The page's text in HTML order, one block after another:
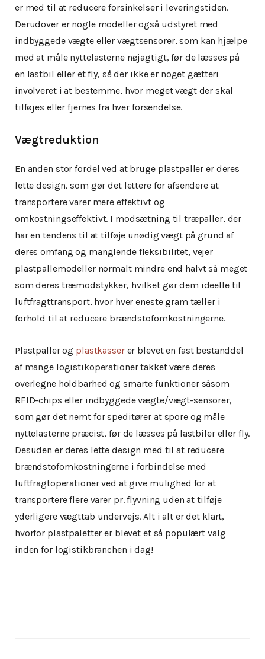
er med til at reducere forsinkelser i leveringstiden.
Derudover er nogle modeller også udstyret med
indbyggede vægte eller vægtsensorer, som kan hjælpe
med at måle nyttelasterne nøjagtigt, før de læsses på
en lastbil eller et fly, så der ikke er noget gætteri
involveret i at bestemme, hvor meget vægt der skal
tilføjes eller fjernes fra hver forsendelse.
Vægtreduktion
En anden stor fordel ved at bruge plastpaller er deres
lette design, som gør det lettere for afsendere at
transportere varer mere effektivt og
omkostningseffektivt. I modsætning til træpaller, der
har en tendens til at tilføje unødig vægt på grund af
deres omfang og manglende fleksibilitet, vejer
plastpallemodeller normalt mindre end halvt så meget
som deres træmodstykker, hvilket gør dem ideelle til
luftfragttransport, hvor hver eneste gram tæller i
forhold til at reducere brændstofomkostningerne.
Plastpaller og plastkasserer blevet en fast bestanddel
af mange logistikoperationer takket være deres
overlegne holdbarhed og smarte funktioner såsom
RFID-chips eller indbyggede vægte/vægt-sensorer,
som gør det nemt for speditører at spore og måle
nyttelasterne præcist, før de læsses på lastbiler eller fly.
Desuden er deres lette design med til at reducere
brændstofomkostningerne i forbindelse med
luftfragtoperationer ved at give mulighed for at
transportere flere varer pr. flyvning uden at tilføje
yderligere vægttab undervejs. Alt i alt er det klart,
hvorfor plastpaletter er blevet et så populært valg
inden for logistikbranchen i dag!